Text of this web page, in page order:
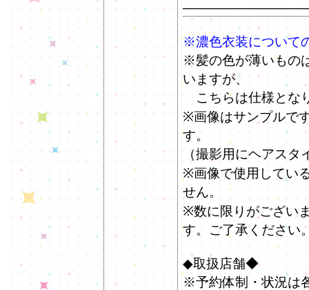
※濃色衣装について
※髪の色が薄いもの
いますが、
こちらは仕様とな
※画像はサンプルで
す。
（撮影用にヘアス
※画像で使用してい
せん。
※数に限りがござい
す。ご了承ください
◆取扱店舗◆
※予約体制・状況は